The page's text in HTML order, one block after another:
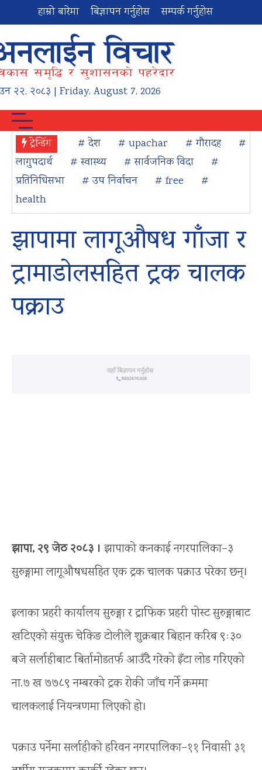
हाम्रो बारेमा बिज्ञापन गर्नुहोस सम्पर्क गर्नुहोस
२२, २०८३ | Friday, August 7, 2026
ट्रेन्डिंग # देश # upachar # गौरादह
#
लागुपदार्थ
# स्वास्थ्य # सार्वजनिक विदा
#
प्रतिनिधिसभा
# उप निर्वाचन # free
#
health
झापामा लागूऔषध गाँजा र
ट्रामाडोलसहित ट्रक चालक
पक्राउ
झापा, २९ जेठ २०८३ । झापाको कनकाई नगरपालिका–३
सुरुङ्गामा लागूऔषधसहित एक ट्रक चालक पक्राउ परेका छन्।
इलाका प्रहरी कार्यालय सुरुङ्गा र ट्राफिक प्रहरी पोस्ट सुरुङ्गाबाट
खटिएको संयुक्त चेकिङ टोलीले शुक्रबार बिहान करिब ९ः३०
बजे सर्लाहीबाट बिर्तामोडतर्फ आउँदै गरेको इँटा लोड गरिएको
ना.७ ख ७७८९ नम्बरको ट्रक रोकी जाँच गर्ने क्रममा
चालकलाई नियन्त्रणमा लिएको हो।
पक्राउ पर्नेमा सर्लाहीको हरिवन नगरपालिका–११ निवासी ३१